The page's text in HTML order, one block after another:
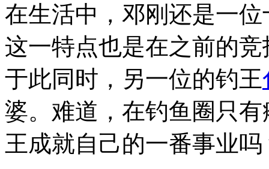
在生活中，邓刚还是一
这一特点也是在之前的
于此同时，另一位的钓王
婆。难道，在钓鱼圈只
王成就自己的一番事业